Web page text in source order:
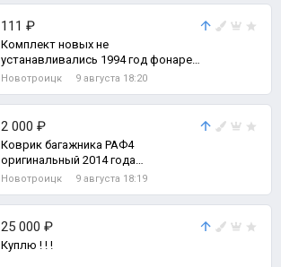
111 ₽
Комплект новых не
устанавливались 1994 год фонарей
противотуманных желтых с
Новотроицк 9 августа 18:20
2 000 ₽
Коврик багажника РАФ4
оригинальный 2014 года
полноразмерное запасное колесо
Новотроицк 9 августа 18:19
25 000 ₽
Куплю ! ! !